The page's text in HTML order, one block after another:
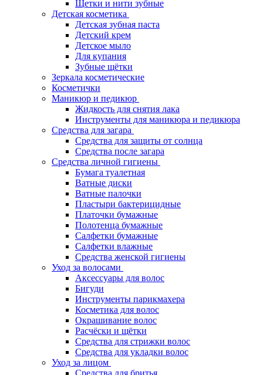
Щетки и нити зубные
Детская косметика
Детская зубная паста
Детский крем
Детское мыло
Для купания
Зубные щётки
Зеркала косметические
Косметички
Маникюр и педикюр
Жидкость для снятия лака
Инструменты для маникюра и педикюра
Средства для загара
Средства для защиты от солнца
Средства после загара
Средства личной гигиены
Бумага туалетная
Ватные диски
Ватные палочки
Пластыри бактерицидные
Платочки бумажные
Полотенца бумажные
Салфетки бумажные
Салфетки влажные
Средства женской гигиены
Уход за волосами
Аксессуары для волос
Бигуди
Инструменты парикмахера
Косметика для волос
Окрашивание волос
Расчёски и щётки
Средства для стрижки волос
Средства для укладки волос
Уход за лицом
Средства для бритья